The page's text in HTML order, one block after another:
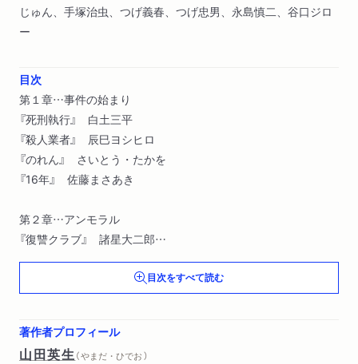
じゅん、手塚治虫、つげ義春、つげ忠男、永島慎二、谷口ジロ
ー
目次
第１章…事件の始まり
『死刑執行』 白土三平
『殺人業者』 辰巳ヨシヒロ
『のれん』 さいとう・たかを
『16年』 佐藤まさあき
第２章…アンモラル
『復讐クラブ』 諸星大二郎
『グール（屍鬼）』 山岸凉子
『珈琲時間』より「Hate to See You Go」 豊田徹也
『美しい町』より「商店街」 近藤聡乃
『すてたろう』 粟津潔
目次をすべて読む
著作者プロフィール
山田英生（ やまだ・ひでお ）